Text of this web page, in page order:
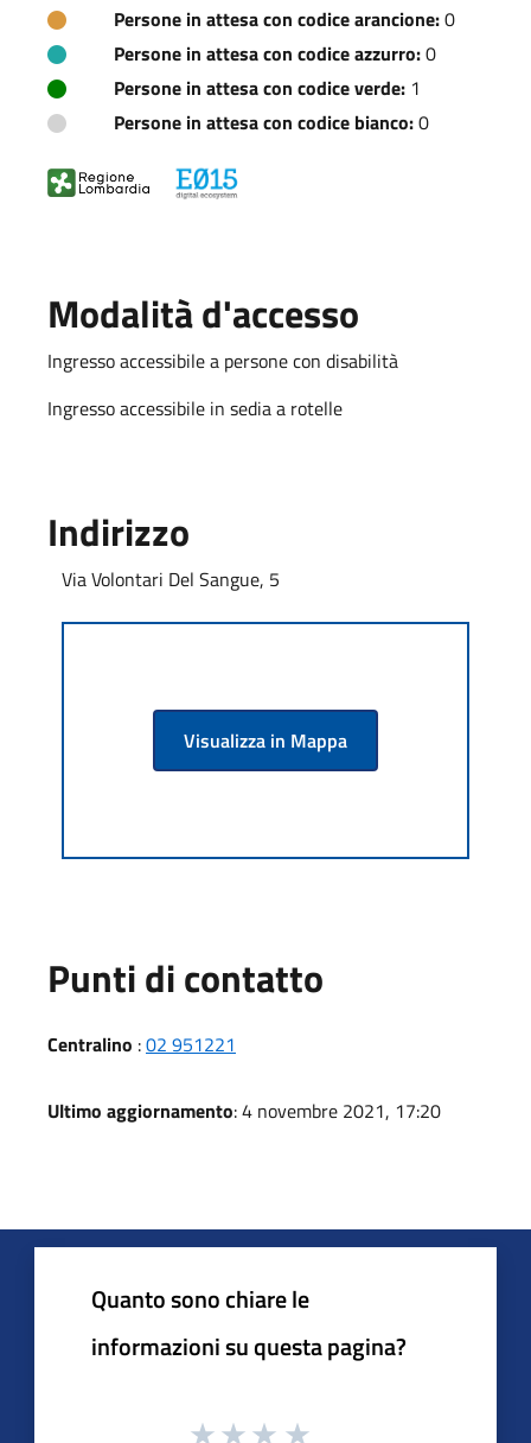
Persone in attesa con codice arancione:0
Persone in attesa con codice azzurro:0
Persone in attesa con codice verde: 1
Persone in attesa con codice bianco:0
Modalità d'accesso
Ingresso accessibile a persone con disabilità
Ingresso accessibile in sedia a rotelle
Indirizzo
Via Volontari Del Sangue, 5
Visualizza in Mappa
Punti di contatto
Centralino :02 951221
Ultimo aggiornamento: 4 novembre 2021, 17:20
Quanto sono chiare le
informazioni su questa pagina?